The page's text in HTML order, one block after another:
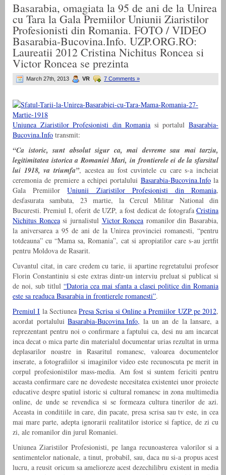
Basarabia, omagiata la 95 de ani de la Unirea
cu Tara la Gala Premiilor Uniunii Ziaristilor
Profesionisti din Romania. FOTO / VIDEO
Basarabia-Bucovina.Info. UZP.ORG.RO:
Laureatii 2012 Cristina Nichitus Roncea si
Victor Roncea se prezinta
March 27th, 2013 VR 7 Comments »
Uniunea Ziaristilor Profesionisti din Romania si portalulBasarabia-
Bucovina.Info transmit:
“Ca istoric, sunt absolut sigur ca, mai devreme sau mai tarziu,
legitimitatea istorica a Romaniei Mari, in frontierele ei de la sfarsitul
lui 1918, va triumfa”, acestea au fost cuvintele cu care s-a incheiat
ceremonia de premiere a echipei portalului Basarabia-Bucovina.Infola
Gala PremiilorUniunii Ziaristilor Profesionisti din Romania,
desfasurata sambata, 23 martie, la Cercul Militar National din
Bucuresti. Premiul I, oferit de UZP, a fost dedicat de fotografa Cristina
Nichitus Ronceasi jurnalistul Victor Roncea romanilor din Basarabia,
la aniversarea a 95 de ani de la Unirea provinciei romanesti, “pentru
totdeauna” cu “Mama sa, Romania”, cat si apropiatilor care s-au jertfit
pentru Moldova de Rasarit.
Cuvantul citat, in care credem cu tarie, ii apartine regretatului profesor
Florin Constantiniu si este extras dintr-un interviu preluat si publicat si
de noi, sub titlul “Datoria cea mai sfanta a clasei politice din Romania
este sa readuca Basarabia in frontierele romanesti”.
Premiul I la Sectiunea Presa Scrisa si Online a Premiilor UZP pe 2012,
acordat portaluluiBasarabia-Bucovina.Info, la un an de la lansare, a
reprezentant pentru noi o confirmare a faptului ca, desi nu am incarcat
inca decat o mica parte din materialul documentar urias rezultat in urma
deplasarilor noastre in Rasaritul romanesc, valoarea documentelor
inserate, a fotografiilor si imaginilor video este recunoscuta pe merit in
corpul profesionistilor mass-media. Am fost si suntem fericiti pentru
aceasta confirmare care ne dovedeste necesitatea existentei unor proiecte
educative despre spatiul istoric si cultural romanesc in zona multimedia
online, de unde se revendica si se formeaza cultura tinerilor de azi.
Aceasta in conditiile in care, din pacate, presa scrisa sau tv este, in cea
mai mare parte, adepta ignorarii realitatilor istorice si faptice, de zi cu
zi, ale romanilor din jurul Romaniei.
Uniunea Ziaristilor Profesionisti, pe langa recunoasterea valorilor si a
sentimentelor nationale, a tinut, probabil, sau, daca nu si-a propus acest
lucru, a reusit oricum sa amelioreze acest dezechilibru existent in media